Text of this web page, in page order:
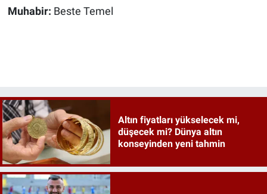
Muhabir: Beste Temel
Altın fiyatları yükselecek mi,
düşecek mi? Dünya altın
konseyinden yeni tahmin